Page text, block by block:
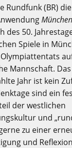
Rundfunk (BR)
München
des 50.
Spiele in
Olympiattentats
Mannschaft. Das
Jahr ist kein
sind ein
der westlichen
und „
zu einer
und